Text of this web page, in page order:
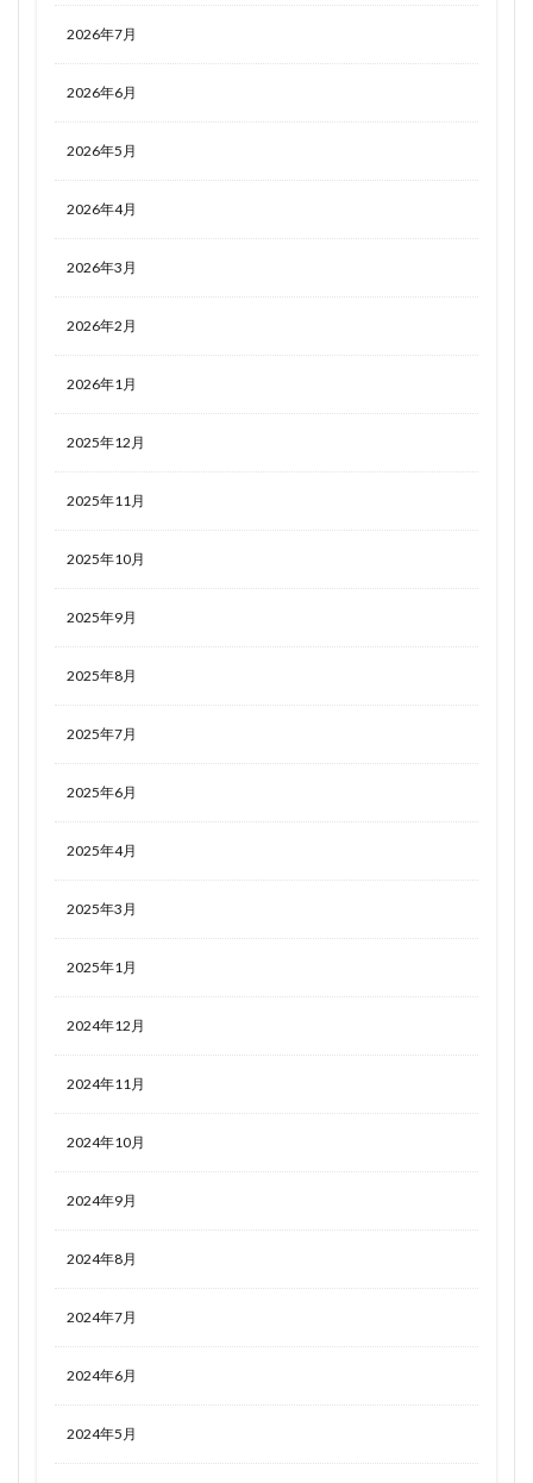
2026年7月
2026年6月
2026年5月
2026年4月
2026年3月
2026年2月
2026年1月
2025年12月
2025年11月
2025年10月
2025年9月
2025年8月
2025年7月
2025年6月
2025年4月
2025年3月
2025年1月
2024年12月
2024年11月
2024年10月
2024年9月
2024年8月
2024年7月
2024年6月
2024年5月